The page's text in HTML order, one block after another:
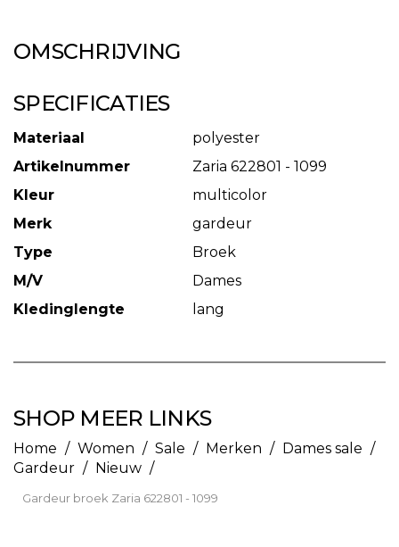
OMSCHRIJVING
SPECIFICATIES
Materiaal
polyester
Artikelnummer
Zaria 622801 - 1099
Kleur
multicolor
Merk
gardeur
Type
Broek
M/V
Dames
Kledinglengte
lang
SHOP MEER LINKS
Home / Women / Sale / Merken / Dames sale /
Gardeur / Nieuw /
Gardeur broek Zaria 622801 - 1099